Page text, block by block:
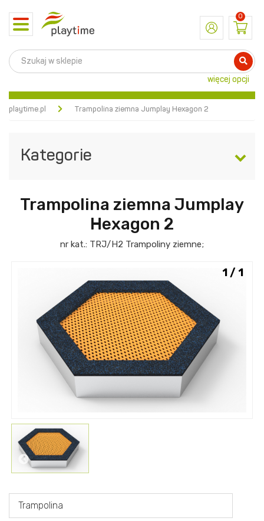
Toggle
navigation
0
więcej opcji
playtime.pl Trampolina ziemna Jumplay Hexagon 2
Kategorie
Trampolina ziemna Jumplay
Hexagon 2
nr kat.: TRJ/H2 Trampoliny ziemne;
1 / 1
Trampolina